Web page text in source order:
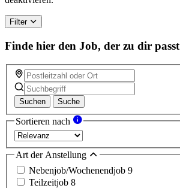
this
field
Filter
Finde hier den Job, der zu dir passt
Suchen Suche
Sortieren nach
Art der Anstellung
Nebenjob/Wochenendjob 9
Teilzeitjob 8